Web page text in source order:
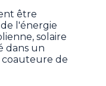
être
l'énergie
solaire
dans un
de